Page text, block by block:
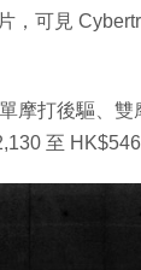
，可見
摩打後驅、
至